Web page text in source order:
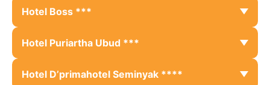
Hotel Boss ***
Hotel Puriartha Ubud ***
Hotel D’primahotel Seminyak ****